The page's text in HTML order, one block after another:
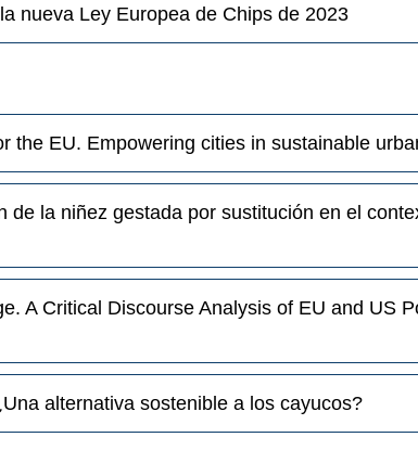
nueva Ley Europea de Chips de 2023
the EU. Empowering cities in sustainable
la niñez gestada por sustitución en el
A Critical Discourse Analysis of EU and US
alternativa sostenible a los cayucos?